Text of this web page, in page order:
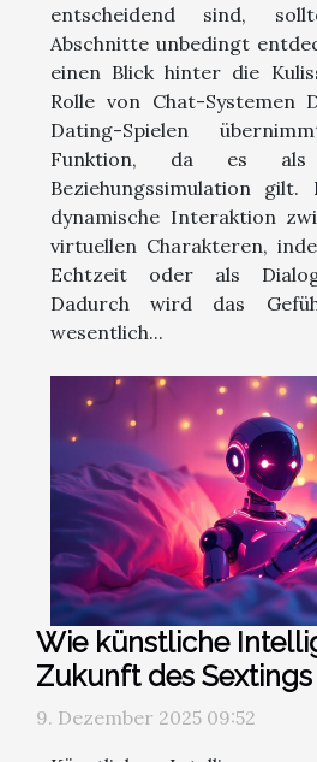
entscheidend sind,
Abschnitte unbedingt
einen Blick hinter die
Rolle von Chat-Systemen
Dating-Spielen
Funktion, da es als
Beziehungssimulation
dynamische Interaktion
virtuellen Charakteren,
Echtzeit oder als
Dadurch wird das
wesentlich...
Wie künstliche
Zukunft des
9. Dezember 2025 09:52